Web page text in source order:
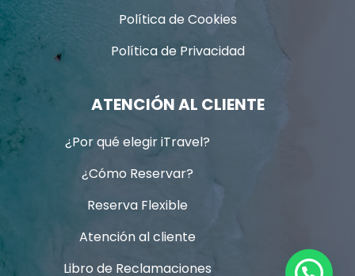
Política de Cookies
Política de Privacidad
ATENCIÓN AL CLIENTE
¿Por qué elegir iTravel?
¿Cómo Reservar?
Reserva Flexible
Atención al cliente
Libro de Reclamaciones